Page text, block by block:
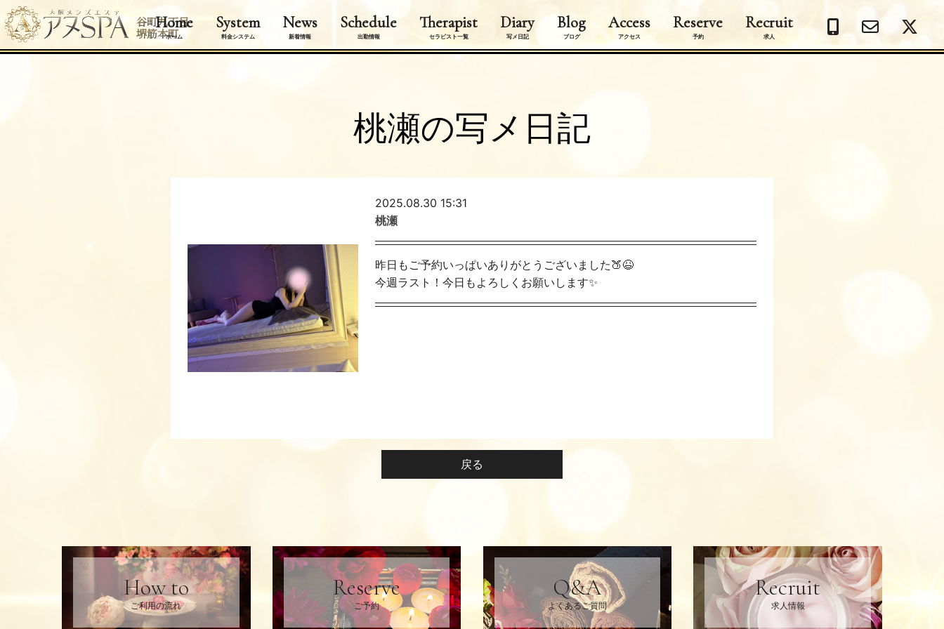
谷町九丁目
堺筋本町
Home
ホーム
System
料金システム
News
新着情報
Schedule
出勤情報
Therapist
セラピスト一覧
Diary
写メ日記
Blog
ブログ
Access
アクセス
Reserve
予約
Recruit
求人
桃瀬の写メ日記
2025.08.30 15:31
桃瀬
昨日もご予約いっぱいありがとうございました🍑😆
今週ラスト！今日もよろしくお願いします✨
戻る
How to
ご利用の流れ
Reserve
ご予約
Q&A
よくあるご質問
Recruit
求人情報